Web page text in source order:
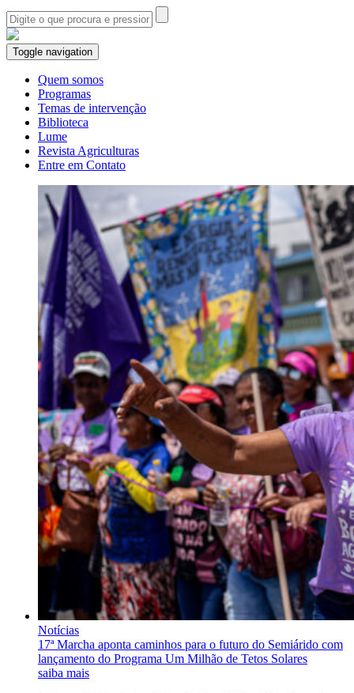
Toggle navigation
Quem somos
Programas
Temas de intervenção
Biblioteca
Lume
Revista Agriculturas
Entre em Contato
Notícias
17ª Marcha aponta caminhos para o futuro do Semiárido com
lançamento do Programa Um Milhão de Tetos Solares
saiba mais